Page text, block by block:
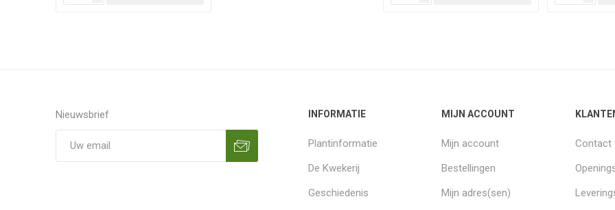
Nieuwsbrief INFORMATIE
Plantinformatie
De Kwekerij
Geschiedenis
MIJN ACCOUNT
Mijn account
Bestellingen
Mijn adres(sen)
Contact